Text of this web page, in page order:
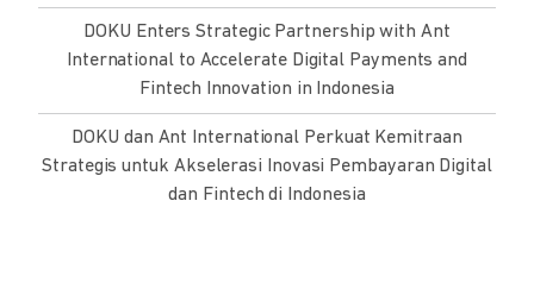
DOKU Enters Strategic Partnership with Ant
International to Accelerate Digital Payments and
Fintech Innovation in Indonesia
DOKU dan Ant International Perkuat Kemitraan
Strategis untuk Akselerasi Inovasi Pembayaran Digital
dan Fintech di Indonesia